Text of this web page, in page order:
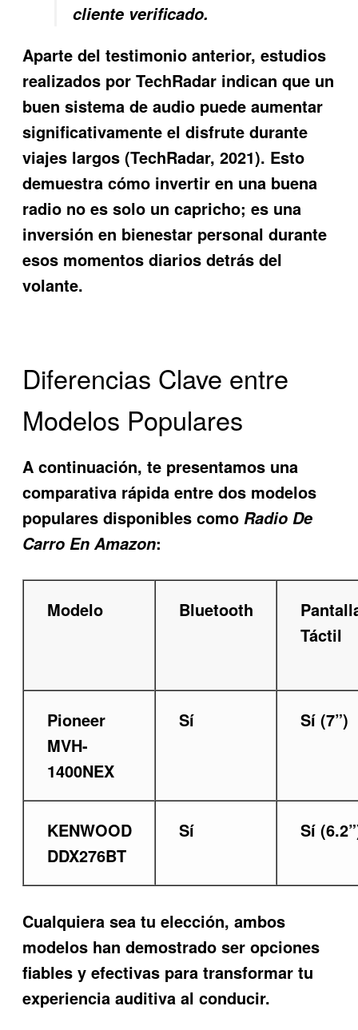
cliente verificado.
Aparte del testimonio anterior, estudios
realizados por TechRadar indican que un
buen sistema de audio puede aumentar
significativamente el disfrute durante
viajes largos (TechRadar, 2021). Esto
demuestra cómo invertir en una buena
radio no es solo un capricho; es una
inversión en bienestar personal durante
esos momentos diarios detrás del
volante.
Diferencias Clave entre
Modelos Populares
A continuación, te presentamos una
comparativa rápida entre dos modelos
populares disponibles comoRadio De
Carro En Amazon:
Modelo Bluetooth
Táctil
Pioneer
MVH-
1400NEX
Sí Sí (7”)
KENWOOD
DDX276BT
Sí Sí
Cualquiera sea tu elección, ambos
modelos han demostrado ser opciones
fiables y efectivas para transformar tu
experiencia auditiva al conducir.